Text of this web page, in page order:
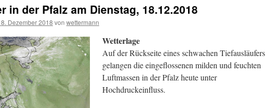
in der Pfalz am Dienstag, 18.12.2018
Dezember 2018 von wettermann
Wetterlage
Auf der Rückseite eines schwachen Tiefausläufers
gelangen die eingeflossenen milden und feuchten
Luftmassen in der Pfalz heute unter
Hochdruckeinfluss.